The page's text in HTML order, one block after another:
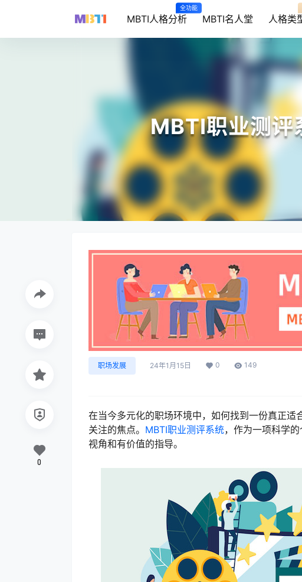
MBTI人格分析
全功能
MBTI名人堂 人格类
MBTI职业测评
职场发展 24年1月15日 0 149
在当今多元化的职场环境中，如何找到一份真正
关注的焦点。 MBTI职业测评系统，作为一项科学
视角和有价值的指导。
0